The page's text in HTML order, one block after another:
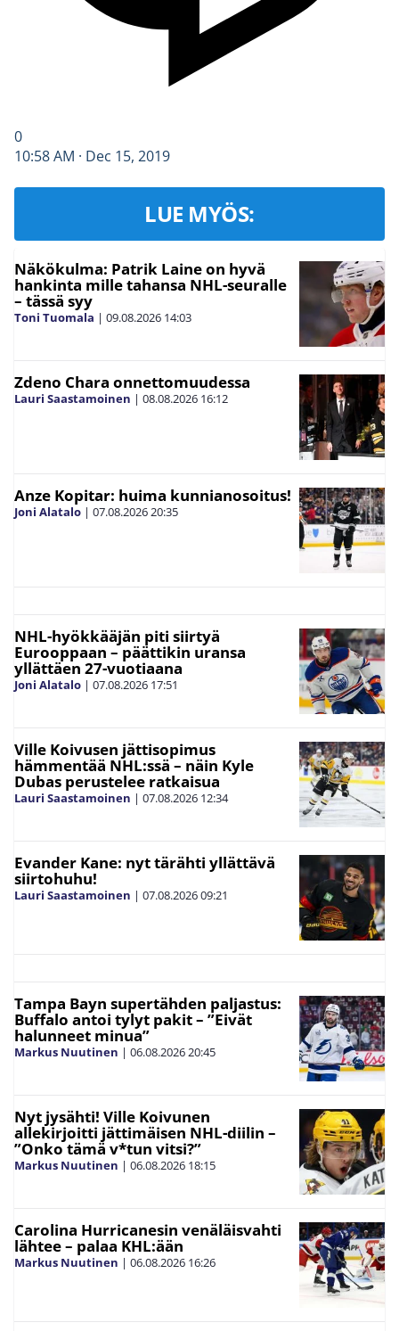
0
10:58 AM · Dec 15, 2019
LUE MYÖS:
Näkökulma: Patrik Laine on hyvä
hankinta mille tahansa NHL-seuralle
– tässä syy
Toni Tuomala | 09.08.2026 14:03
Zdeno Chara onnettomuudessa
Lauri Saastamoinen | 08.08.2026 16:12
Anze Kopitar: huima kunnianosoitus!
Joni Alatalo | 07.08.202620:35
NHL-hyökkääjän piti siirtyä
Eurooppaan – päättikin uransa
yllättäen 27-vuotiaana
Joni Alatalo | 07.08.2026 17:51
Ville Koivusen jättisopimus
hämmentää NHL:ssä – näin Kyle
Dubas perustelee ratkaisua
Lauri Saastamoinen | 07.08.2026 12:34
Evander Kane: nyt tärähti yllättävä
siirtohuhu!
Lauri Saastamoinen | 07.08.202609:21
Tampa Bayn supertähden paljastus:
Buffalo antoi tylyt pakit – ”Eivät
halunneet minua”
Markus Nuutinen | 06.08.202620:45
Nyt jysähti! Ville Koivunen
allekirjoitti jättimäisen NHL-diilin –
”Onko tämä v*tun vitsi?”
Markus Nuutinen | 06.08.2026 18:15
Carolina Hurricanesin venäläisvahti
lähtee – palaa KHL:ään
Markus Nuutinen | 06.08.2026 16:26